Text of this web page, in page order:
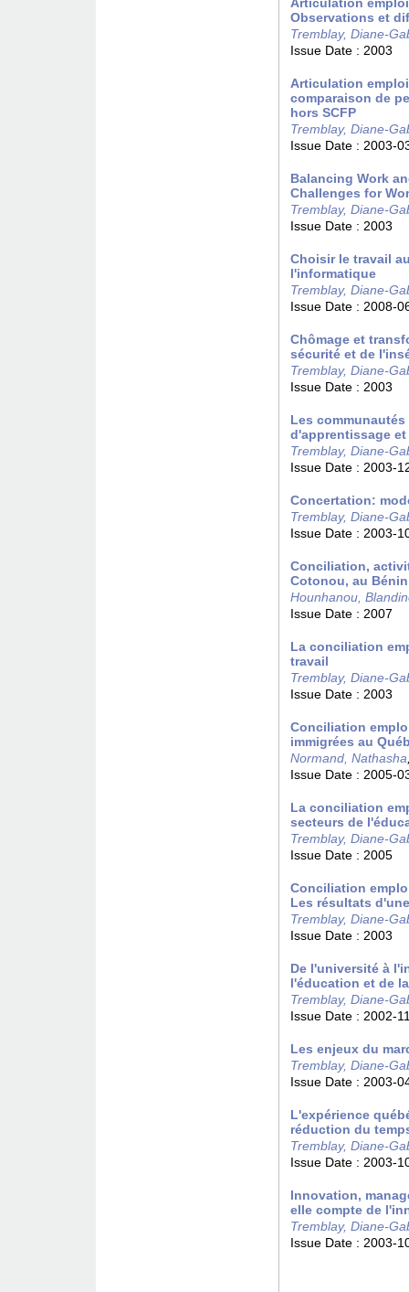
Observations et
Tremblay, Diane-
Issue Date : 2003
Articulation
comparaison de
hors SCFP
Tremblay, Diane-
Issue Date : 2003-
Balancing Work
Challenges for
Tremblay, Diane-
Issue Date : 2003
Choisir le travail
l'informatique
Tremblay, Diane-
Issue Date : 2008-
Chômage et
sécurité et de
Tremblay, Diane-
Issue Date : 2003
Les
d'apprentissage
Tremblay, Diane-
Issue Date : 2003-
Concertation:
Tremblay, Diane-
Issue Date : 2003-
Conciliation,
Cotonou, au Bénin
Hounhanou,
Issue Date : 2007
La conciliation
travail
Tremblay, Diane-
Issue Date : 2003
Conciliation
immigrées au
Normand, Nathasha
Issue Date : 2005-
La conciliation
secteurs de
Tremblay, Diane-
Issue Date : 2005
Conciliation
Les résultats
Tremblay, Diane-
Issue Date : 2003
De l'université à
l'éducation et de
Tremblay, Diane-
Issue Date : 2002-
Les enjeux du
Tremblay, Diane-
Issue Date : 2003-
L'expérience
réduction du
Tremblay, Diane-
Issue Date : 2003-
Innovation,
elle compte de
Tremblay, Diane-
Issue Date : 2003-